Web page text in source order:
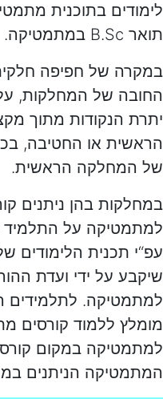
לימודים בתוכנית
תואר B.Sc במתמטיקה.
במקרה של חפיפה
החובה של המחלקות,
יתרת הנקודות מתוך
הראשית או החטיבה,
של המחלקה הראשית.
במחלקות בהן ניתנים
למתמטיקה על התלמיד
עפ“י תכנית הלימודים
שיקבע על ידי ועדת
למתמטיקה. לתלמידים
מומלץ ללמוד קורסים
למתמטיקה במקום
המתמטיקה הניתנים